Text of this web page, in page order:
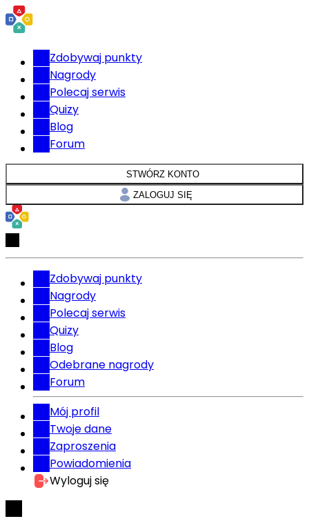
Zdobywaj punkty
Nagrody
Polecaj serwis
Quizy
Blog
Forum
STWÓRZ KONTO
ZALOGUJ SIĘ
Zdobywaj punkty
Nagrody
Polecaj serwis
Quizy
Blog
Odebrane nagrody
Forum
Mój profil
Twoje dane
Zaproszenia
Powiadomienia
Wyloguj się